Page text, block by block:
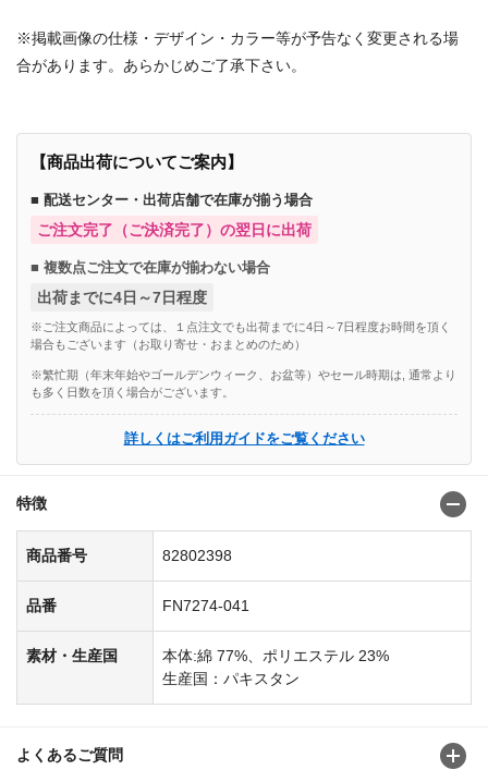
※掲載画像の仕様・デザイン・カラー等が予告なく変更される場
合があります。あらかじめご了承下さい。
【商品出荷についてご案内】
■ 配送センター・出荷店舗で在庫が揃う場合
ご注文完了（ご決済完了）の翌日に出荷
■ 複数点ご注文で在庫が揃わない場合
出荷までに4日～7日程度
※ご注文商品によっては、１点注文でも出荷までに4日～7日程度お時間を頂く
場合もございます（お取り寄せ・おまとめのため）
※繁忙期（年末年始やゴールデンウィーク、お盆等）やセール時期は, 通常より
も多く日数を頂く場合がございます。
詳しくはご利用ガイドをご覧ください
特徴
商品番号 82802398
品番 FN7274-041
素材・生産国
本体:綿 77%、ポリエステル 23%
生産国：パキスタン
よくあるご質問